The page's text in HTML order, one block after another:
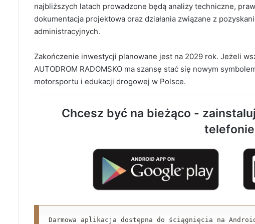
najbliższych latach prowadzone będą analizy techniczne,
dokumentacja projektowa oraz działania związane z
administracyjnych.
Zakończenie inwestycji planowane jest na 2029 rok. Jeżeli
AUTODROM RADOMSKO ma szansę stać się nowym
motorsportu i edukacji drogowej w Polsce.
Chcesz być na bieżąco -
Darmowa aplikacja dostępna do ściągnięcia na